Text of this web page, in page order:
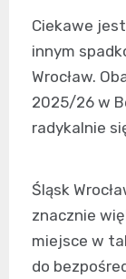
Ciekawe
innym
Wrocław.
2025/26 w
radykalnie
Śląsk
znacznie
miejsce w
do